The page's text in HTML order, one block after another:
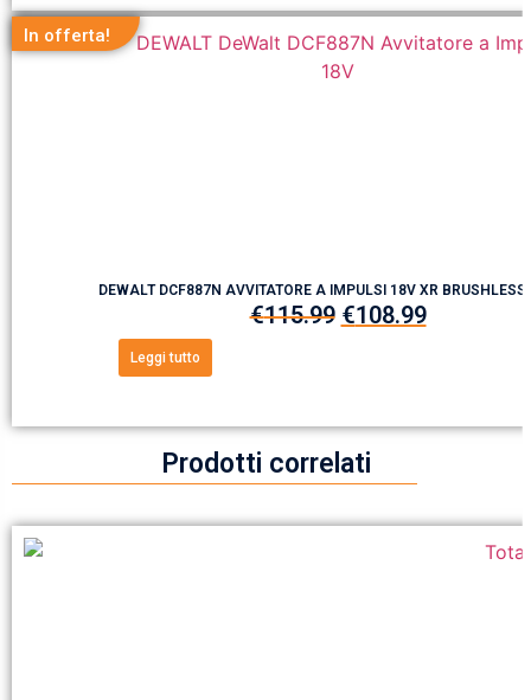
In offerta!
DEWALT DCF887N AVVITATORE A IMPULSI 18V XR
€115.99 €108.99
Leggi tutto
Prodotti correlati